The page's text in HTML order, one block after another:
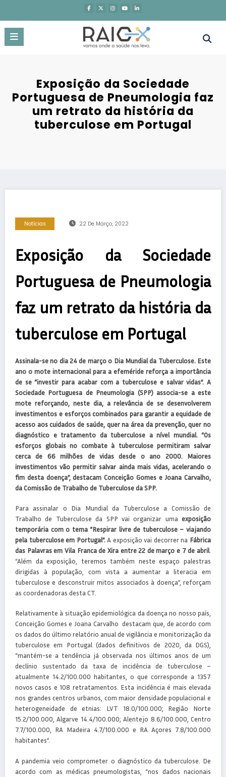
o
conteúdo
Exposição da Sociedade
Portuguesa de Pneumologia faz
um retrato da história da
tuberculose em Portugal
Notícias 22 De Março, 2022
Exposição da Sociedade
Portuguesa de Pneumologia
faz um retrato da história da
tuberculose em Portugal
Assinala-se no dia 24 de março o Dia Mundial da Tuberculose. Este
ano o mote internacional para a efeméride reforça a importância
de se “investir para acabar com a tuberculose e salvar vidas”. A
Sociedade Portuguesa de Pneumologia (SPP) associa-se a este
mote reforçando, neste dia, a relevância de se desenvolverem
investimentos e esforços combinados para garantir a equidade de
acesso aos cuidados de saúde, quer na área da prevenção, quer no
diagnóstico e tratamento da tuberculose a nível mundial. “Os
esforços globais no combate à tuberculose permitiram salvar
cerca de 66 milhões de vidas desde o ano 2000. Maiores
investimentos vão permitir salvar ainda mais vidas, acelerando o
fim desta doença”, destacam Conceição Gomes e Joana Carvalho,
da Comissão de Trabalho de Tuberculose da SPP.
Para assinalar o Dia Mundial da Tuberculose a Comissão de
Trabalho de Tuberculose da SPP vai organizar uma exposição
temporária com o tema “Respirar livre de tuberculose – viajando
pela tuberculose em Portugal”.A exposição vai decorrer na Fábrica
das Palavras em Vila Franca de Xira entre 22 de março e 7 de abril.
“Além da exposição, teremos também neste espaço palestras
dirigidas à população, com vista a aumentar a literacia em
tuberculose e desconstruir mitos associados à doença”, reforçam
as coordenadoras desta CT.
Relativamente à situação epidemiológica da doença no nosso país,
Conceição Gomes e Joana Carvalho destacam que, de acordo com
os dados do último relatório anual de vigilância e monitorização da
tuberculose em Portugal (dados definitivos de 2020, da DGS),
“mantém-se a tendência já observada nos últimos anos de um
declínio sustentado da taxa de incidência de tuberculose –
atualmente 14.2/100.000 habitantes, o que corresponde a 1357
novos casos e 108 retratamentos. Esta incidência é mais elevada
nos grandes centros urbanos, com maior densidade populacional e
heterogeneidade de etnias: LVT 18.0/100.000; Região Norte
15.2/100.000, Algarve 14.4/100.000; Alentejo 8.6/100.000, Centro
7.7/100.000, RA Madeira 4.7/100.000 e RA Açores 7.8/100.000
habitantes”.
A pandemia veio comprometer o diagnóstico da tuberculose. De
acordo com as médicas pneumologistas, “nos dados nacionais